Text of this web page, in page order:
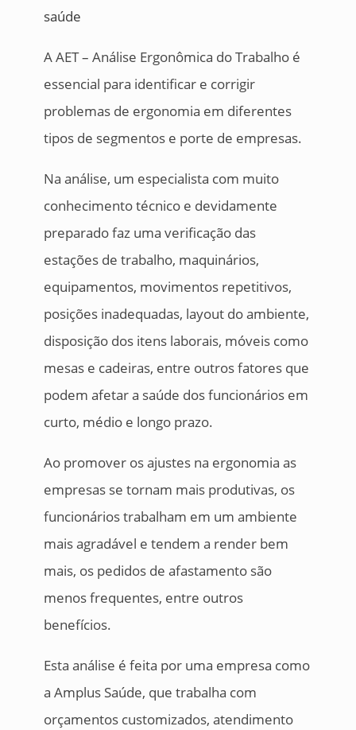
A AET – Análise Ergonômica do Trabalho é
essencial para identificar e corrigir
problemas de ergonomia em diferentes
tipos de segmentos e porte de empresas.
Na análise, um especialista com muito
conhecimento técnico e devidamente
preparado faz uma verificação das
estações de trabalho, maquinários,
equipamentos, movimentos repetitivos,
posições inadequadas, layout do ambiente,
disposição dos itens laborais, móveis como
mesas e cadeiras, entre outros fatores que
podem afetar a saúde dos funcionários em
curto, médio e longo prazo.
Ao promover os ajustes na ergonomia as
empresas se tornam mais produtivas, os
funcionários trabalham em um ambiente
mais agradável e tendem a render bem
mais, os pedidos de afastamento são
menos frequentes, entre outros
benefícios.
Esta análise é feita por uma empresa como
a Amplus Saúde, que trabalha com
orçamentos customizados, atendimento